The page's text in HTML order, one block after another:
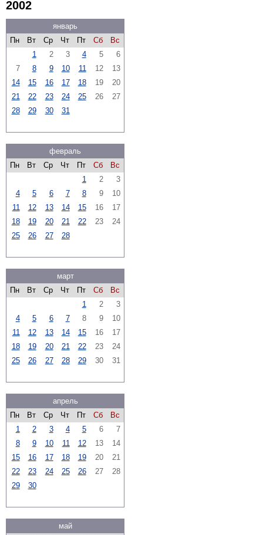
2002
январь
Пн
Вт Ср Чт Пт Сб
Вс
1
2 3 4 5
6
7
8 9 10 11 12
13
14
15 16 17 18 19
20
21
22 23 24 25 26
27
28
29 30 31
февраль
Пн
Вт Ср Чт Пт Сб
Вс
1
2
3
4
5 6 7 8 9
10
11
12 13 14 15 16
17
18
19 20 21 22 23
24
25
26 27 28
март
Пн
Вт Ср Чт Пт Сб
Вс
1
2
3
4
5 6 7 8 9
10
11
12 13 14 15 16
17
18
19 20 21 22 23
24
25
26 27 28 29 30 31
апрель
Пн
Вт Ср Чт Пт Сб
Вс
1
2 3 4 5 6
7
8
9 10 11 12 13
14
15
16 17 18 19 20
21
22
23 24 25 26 27
28
29
30
май